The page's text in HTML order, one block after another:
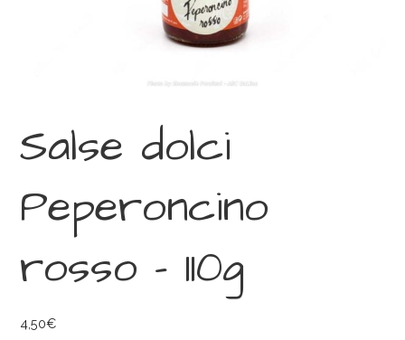
Salse dolci
Peperoncino
rosso – 110g
4,50€